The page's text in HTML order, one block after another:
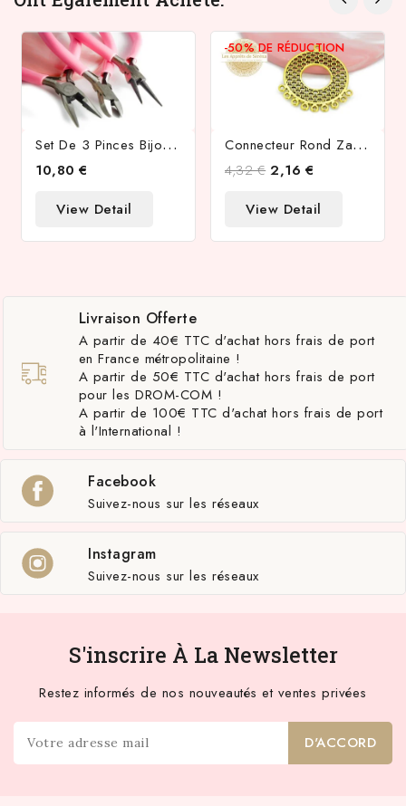
S
Et De 3 Pinces Bijoux En Acier Et Manche Rose
10,80 €
View Detail
C
Onnecteur Rond Zamak Couleur Or
4,32 €
-50%DE RÉDUCTION
2,16 €
View Detail
Livraison Offerte
A partir de 40€ TTC d'achat hors frais de port
en France métropolitaine !
A partir de 50€ TTC d'achat hors frais de port
pour les DROM-COM !
A partir de 100€ TTC d'achat hors frais de port
à l'International !
Facebook
Suivez-nous sur les réseaux
Instagram
Suivez-nous sur les réseaux
S'inscrire À La Newsletter
Restez informés de nos nouveautés et ventes privées